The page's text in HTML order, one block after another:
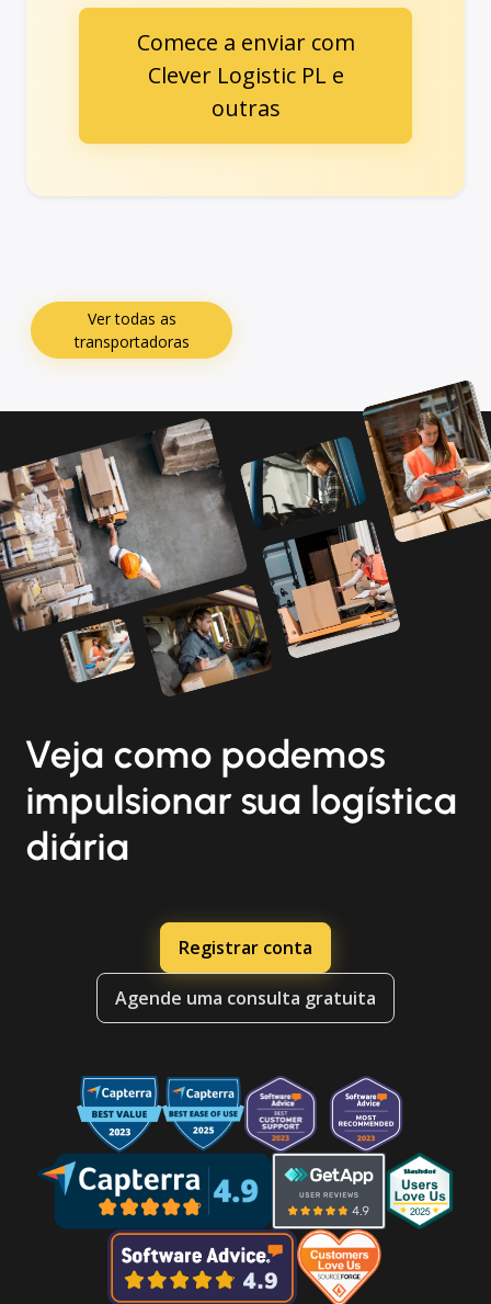
Comece a enviar com
Clever Logistic PL e
outras
Ver todas as
transportadoras
Veja como podemos
impulsionar sua logística
diária
Registrar conta
Agende uma consulta gratuita